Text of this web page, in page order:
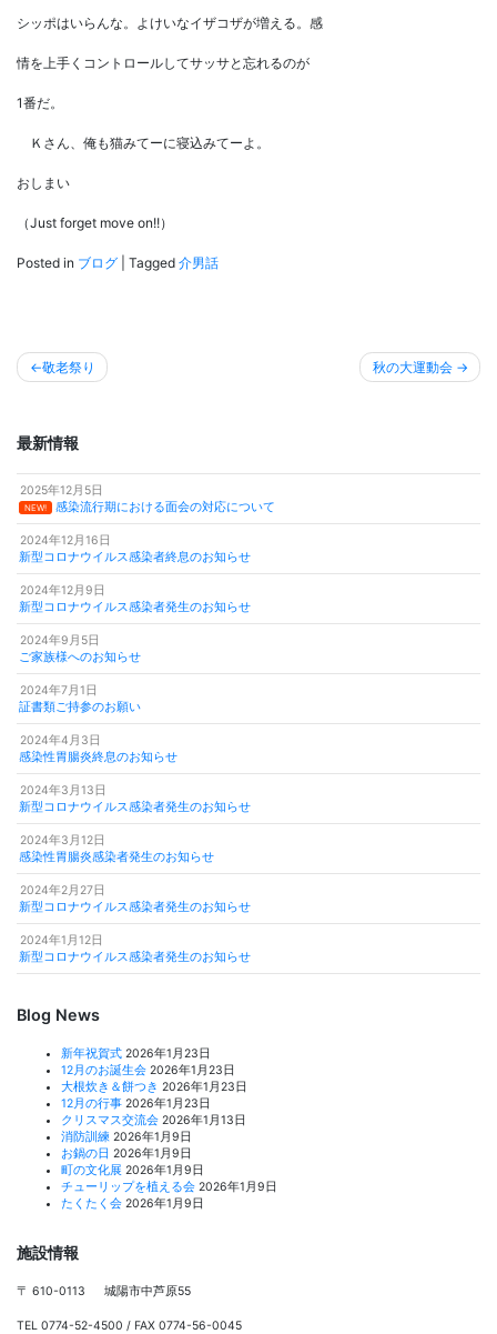
シッポはいらんな。よけいなイザコザが増える。感
情を上手くコントロールしてサッサと忘れるのが
1番だ。
Ｋさん、俺も猫みてーに寝込みてーよ。
おしまい
（Just forget move on!!）
Posted in ブログ Tagged 介男話
投
ナ
ビ
ゲ
ー
シ
ョ
ン
敬老祭り 秋の大運動会
最新情報
2025年12月5日
NEW! 感染流行期における面会の対応について
2024年12月16日
新型コロナウイルス感染者終息のお知らせ
2024年12月9日
新型コロナウイルス感染者発生のお知らせ
2024年9月5日
ご家族様へのお知らせ
2024年7月1日
証書類ご持参のお願い
2024年4月3日
感染性胃腸炎終息のお知らせ
2024年3月13日
新型コロナウイルス感染者発生のお知らせ
2024年3月12日
感染性胃腸炎感染者発生のお知らせ
2024年2月27日
新型コロナウイルス感染者発生のお知らせ
2024年1月12日
新型コロナウイルス感染者発生のお知らせ
Blog News
新年祝賀式 2026年1月23日
12月のお誕生会 2026年1月23日
大根炊き＆餅つき 2026年1月23日
12月の行事 2026年1月23日
クリスマス交流会 2026年1月13日
消防訓練 2026年1月9日
お鍋の日 2026年1月9日
町の文化展 2026年1月9日
チューリップを植える会 2026年1月9日
たくたく会 2026年1月9日
施設情報
〒 610-0113 城陽市中芦原55
TEL 0774-52-4500 / FAX 0774-56-0045